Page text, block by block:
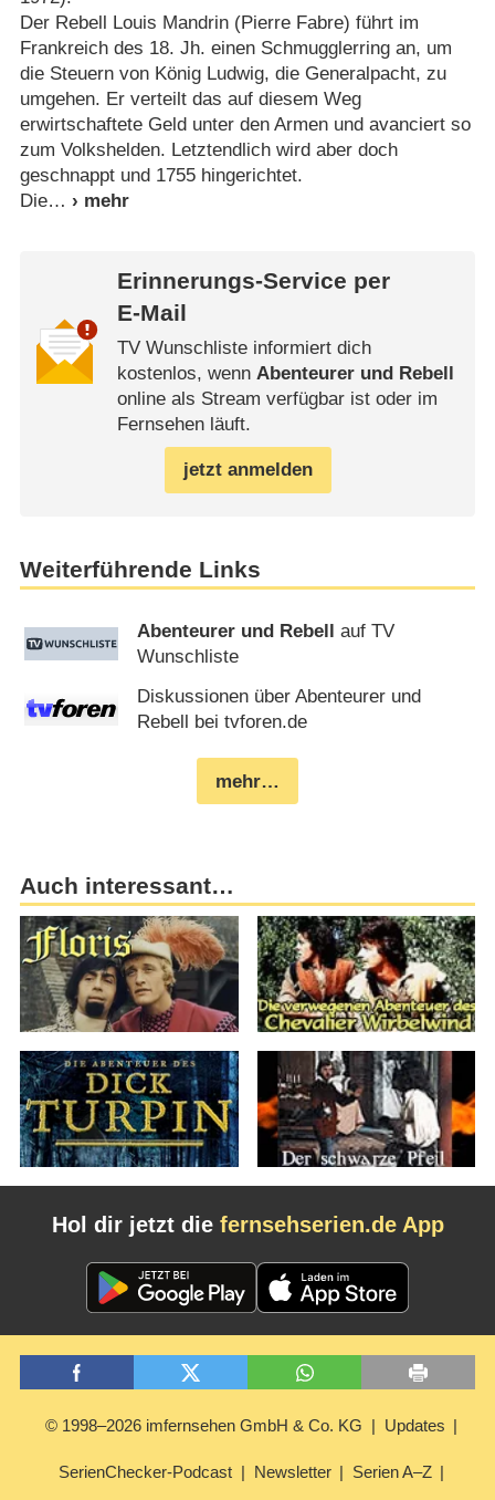
Der Rebell Louis Mandrin (Pierre Fabre) führt im
Frankreich des 18. Jh. einen Schmugglerring an, um
die Steuern von König Ludwig, die Generalpacht, zu
umgehen. Er verteilt das auf diesem Weg
erwirtschaftete Geld unter den Armen und avanciert so
zum Volkshelden. Letztendlich wird aber doch
geschnappt und 1755 hingerichtet.
Die
Erinnerungs-Service per
E-Mail
TV Wunschliste informiert dich
kostenlos, wenn Abenteurer und Rebell
online als Stream verfügbar ist oder im
Fernsehen läuft.
jetzt anmelden
Weiterführende Links
Abenteurer und Rebell auf TV
Wunschliste
Diskussionen über Abenteurer und
Rebell bei tvforen.de
mehr…
Auch interessant…
Hol dir jetzt die fernsehserien.de App
© 1998–2026 imfernsehen GmbH & Co. KG Updates
SerienChecker-Podcast Newsletter Serien A–Z